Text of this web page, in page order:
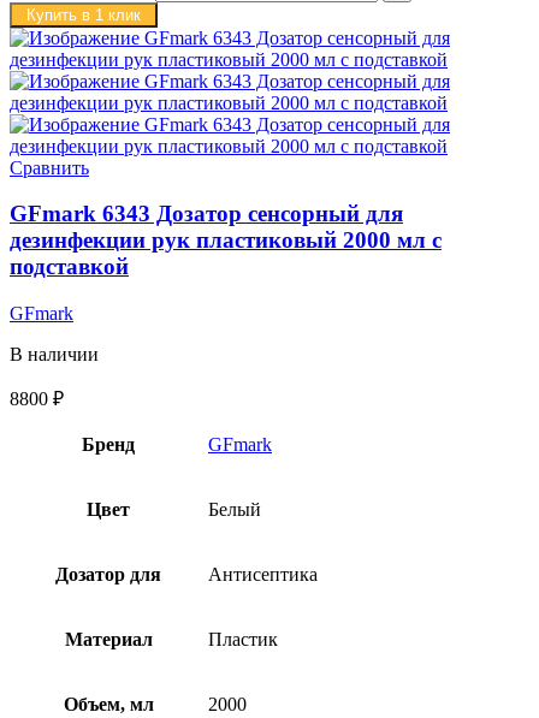
Купить в 1 клик
Сравнить
GFmark 6343 Дозатор сенсорный для
дезинфекции рук пластиковый 2000 мл с
подставкой
GFmark
В наличии
8800 ₽
Бренд GFmark
Цвет Белый
Дозатор для Антисептика
Материал Пластик
Объем, мл 2000